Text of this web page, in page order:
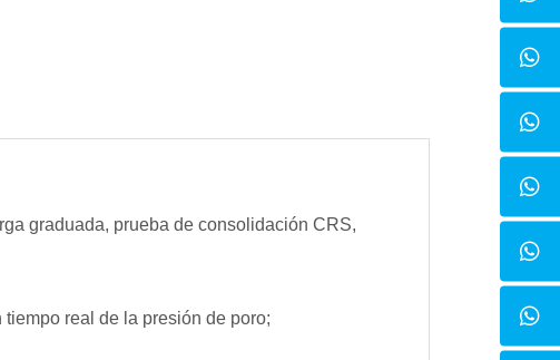
graduada, prueba de consolidación CRS,
real de la presión de poro;